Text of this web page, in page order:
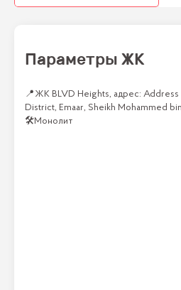
Параметры ЖК
📍 ЖК BLVD Heights, адрес: Address
District, Emaar, Sheikh Mohammed
🛠Монолит